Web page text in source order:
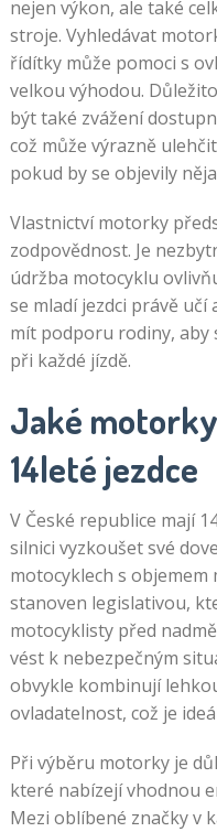
nejen výkon, ale také
stroje. Vyhledávat
řídítky může pomoci s
velkou výhodou.
být také zvážení
což může výrazně
pokud by se objevily
Vlastnictví motorky
zodpovědnost. Je
údržba motocyklu
se mladí jezdci právě
mít podporu rodiny, aby
při každé jízdě.
Jaké
14leté jezdce
V České republice mají
silnici vyzkoušet své
motocyklech s
stanoven legislativou,
motocyklisty před
vést k nebezpečným
obvykle kombinují
ovladatelnost, což je
Při výběru motorky je
které nabízejí vhodnou
Mezi oblíbené značky v